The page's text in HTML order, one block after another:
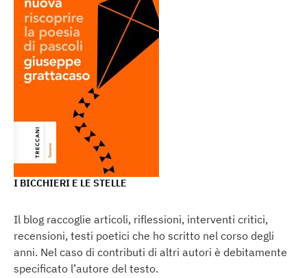
I BICCHIERI E LE STELLE
Il blog raccoglie articoli, riflessioni, interventi critici,
recensioni, testi poetici che ho scritto nel corso degli
anni. Nel caso di contributi di altri autori è debitamente
specificato l’autore del testo.